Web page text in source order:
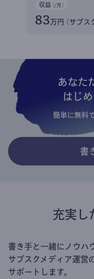
収益 (/月)
83万円 (サブス
あなた
はじ
簡単に無料
書
充実し
書き手と一緒にノウハ
サブスクメディア運営
サポートします。